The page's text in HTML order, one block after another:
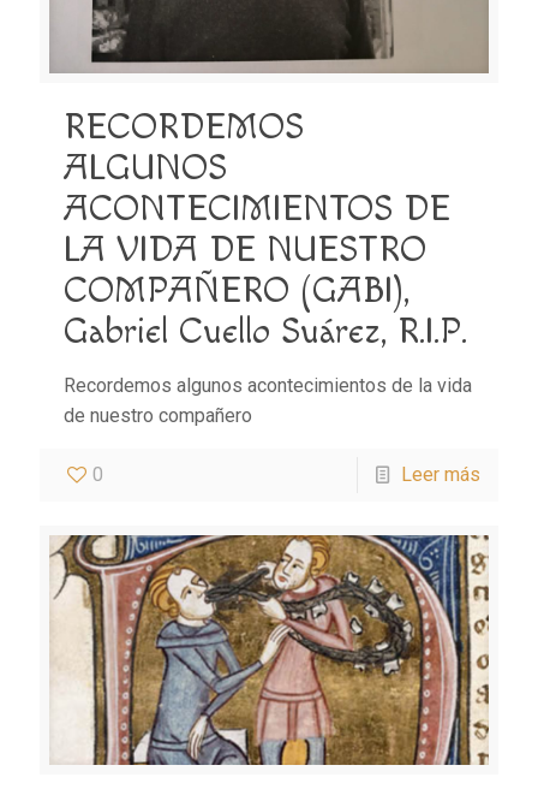
RECORDEMOS
ALGUNOS
ACONTECIMIENTOS DE
LA VIDA DE NUESTRO
COMPAÑERO (GABI),
Gabriel Cuello Suárez, R.I.P.
Recordemos algunos acontecimientos de la vida
de nuestro compañero
0 Leer más